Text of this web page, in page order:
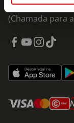
218 247 247
(Chamada para